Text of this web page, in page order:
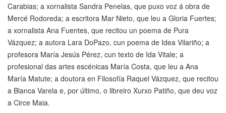
Carabias; a xornalista Sandra Penelas, que puxo voz á obra de
Mercé Rodoreda; a escritora Mar Nieto, que leu a Gloria Fuertes;
a xornalista Ana Fuentes, que recitou un poema de Pura
Vázquez; a autora Lara DoPazo, cun poema de Idea Vilariño; a
profesora María Jesús Pérez, cun texto de Ida Vitale; a
profesional das artes escénicas María Costa, que leu a Ana
María Matute; a doutora en Filosofía Raquel Vázquez, que recitou
a Blanca Varela e, por último, o libreiro Xurxo Patiño, que deu voz
a Circe Maia.